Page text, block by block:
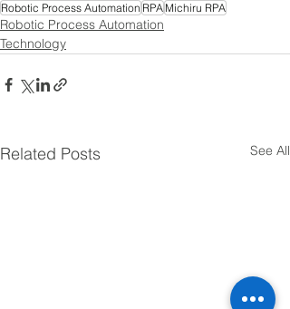
Robotic Process Automation RPA Michiru RPA
Robotic Process Automation
Technology
Related Posts See All